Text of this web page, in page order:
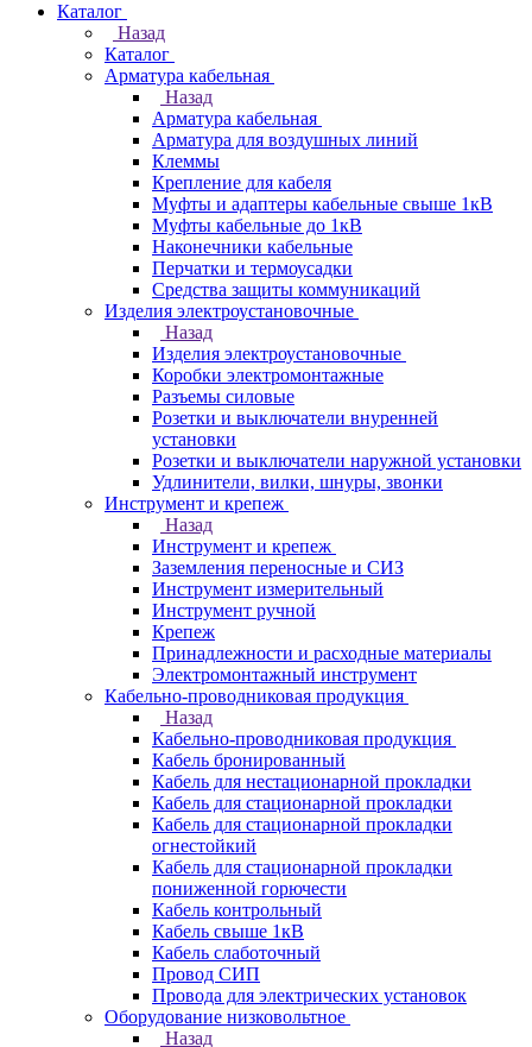
Каталог
Назад
Каталог
Арматура кабельная
Назад
Арматура кабельная
Арматура для воздушных линий
Клеммы
Крепление для кабеля
Муфты и адаптеры кабельные свыше 1кВ
Муфты кабельные до 1кВ
Наконечники кабельные
Перчатки и термоусадки
Средства защиты коммуникаций
Изделия электроустановочные
Назад
Изделия электроустановочные
Коробки электромонтажные
Разъемы силовые
Розетки и выключатели внуренней
установки
Розетки и выключатели наружной установки
Удлинители, вилки, шнуры, звонки
Инструмент и крепеж
Назад
Инструмент и крепеж
Заземления переносные и СИЗ
Инструмент измерительный
Инструмент ручной
Крепеж
Принадлежности и расходные материалы
Электромонтажный инструмент
Кабельно-проводниковая продукция
Назад
Кабельно-проводниковая продукция
Кабель бронированный
Кабель для нестационарной прокладки
Кабель для стационарной прокладки
Кабель для стационарной прокладки
огнестойкий
Кабель для стационарной прокладки
пониженной горючести
Кабель контрольный
Кабель свыше 1кВ
Кабель слаботочный
Провод СИП
Провода для электрических установок
Оборудование низковольтное
Назад